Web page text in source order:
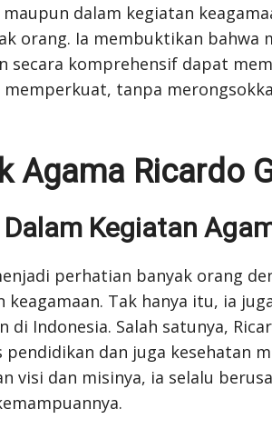
dalam kegiatan
orang. Ia membuktikan bahwa
secara komprehensif dapat
memperkuat, tanpa
Agama Ricardo
Kegiatan
perhatian banyak orang
Tak hanya itu, ia
Indonesia. Salah satunya,
dan juga kesehatan
visi dan misinya, ia selalu